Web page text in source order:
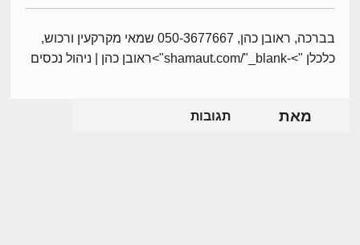
בברכה, ראובן כהן, 050-3677667 שמאי מקרקעין ורכוש,
כלכלן ">-shamaut.com/"_blank">ראובן כהן | ניהול נכסים
מאת תגובות